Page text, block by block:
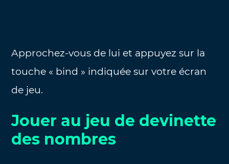
Approchez-vous de lui et appuyez sur la
touche « bind » indiquée sur votre écran
de jeu.
Jouer au jeu de devinette
des nombres